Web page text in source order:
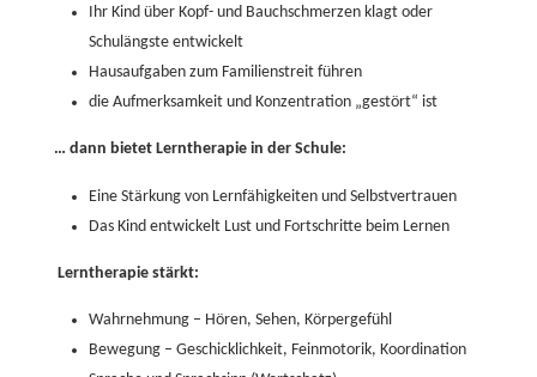
Ihr Kind über Kopf- und Bauchschmerzen klagt oder
Schulängste entwickelt
Hausaufgaben zum Familienstreit führen
die Aufmerksamkeit und Konzentration „gestört“ ist
… dann bietet Lerntherapie in der Schule:
Eine Stärkung von Lernfähigkeiten und Selbstvertrauen
Das Kind entwickelt Lust und Fortschritte beim Lernen
Lerntherapie stärkt:
Wahrnehmung – Hören, Sehen, Körpergefühl
Bewegung – Geschicklichkeit, Feinmotorik, Koordination